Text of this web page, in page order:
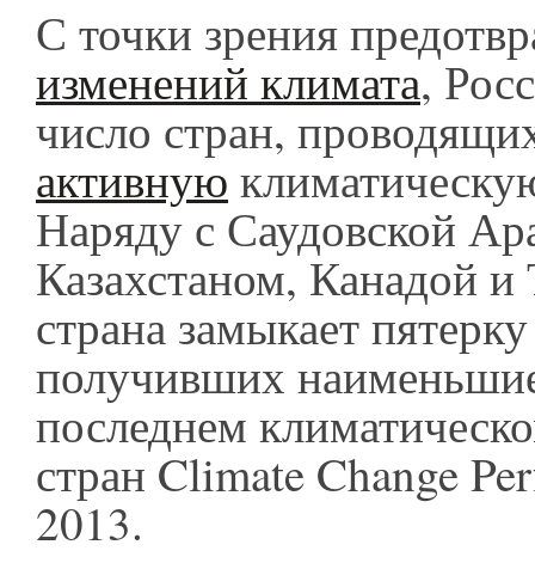
С точки зрения
изменений климата,
число стран,
активную
Наряду с Саудовской
Казахстаном, Канадой
страна замыкает
получивших
последнем
стран Climate Change
2013.